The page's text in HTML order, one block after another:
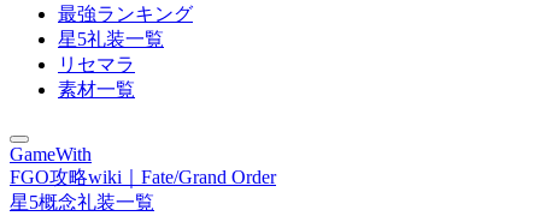
最強ランキング
星5礼装一覧
リセマラ
素材一覧
GameWith
FGO攻略wiki｜Fate/Grand Order
星5概念礼装一覧